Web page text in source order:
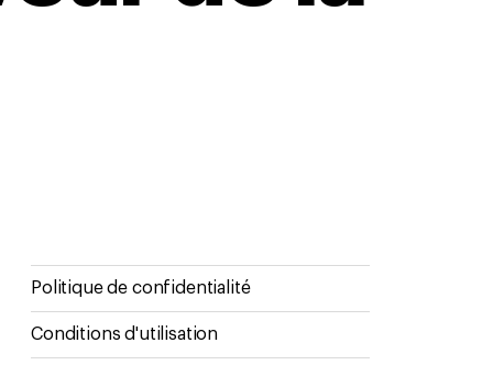
Politique de confidentialité
Conditions d'utilisation